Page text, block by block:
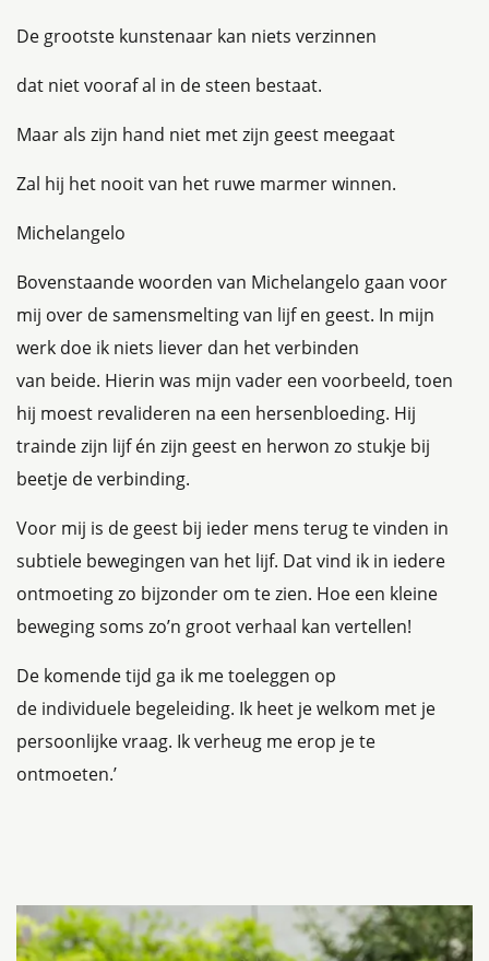
De grootste kunstenaar kan niets verzinnen
dat niet vooraf al in de steen bestaat.
Maar als zijn hand niet met zijn geest meegaat
Zal hij het nooit van het ruwe marmer winnen.
Michelangelo
Bovenstaande woorden van Michelangelo gaan voor
mij over de samensmelting van lijf en geest. In mijn
werk doe ik niets liever dan het verbinden
van beide. Hierin was mijn vader een voorbeeld, toen
hij moest revalideren na een hersenbloeding. Hij
trainde zijn lijf én zijn geest en herwon zo stukje bij
beetje de verbinding.
Voor mij is de geest bij ieder mens terug te vinden in
subtiele bewegingen van het lijf. Dat vind ik in iedere
ontmoeting zo bijzonder om te zien. Hoe een kleine
beweging soms zo’n groot verhaal kan vertellen!
De komende tijd ga ik me toeleggen op
de individuele begeleiding. Ik heet je welkom met je
persoonlijke vraag. Ik verheug me erop je te
ontmoeten.’